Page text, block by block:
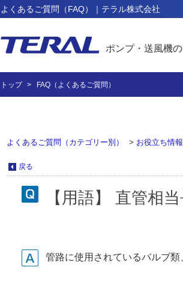
よくあるご質問（FAQ）｜テラル株式会社
ポンプ・送風機
トップ FAQ（よくあるご質問）
よくあるご質問（カテゴリー別） > お役立ち情報
戻る
【用語】 直管相
管路に使用されているバルブ